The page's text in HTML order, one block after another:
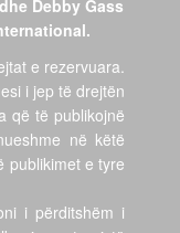
Debby Gass
e rezervuara.
i jep të drejtën
që të publikojnë
në këtë
publikimet e tyre
i përditshëm i